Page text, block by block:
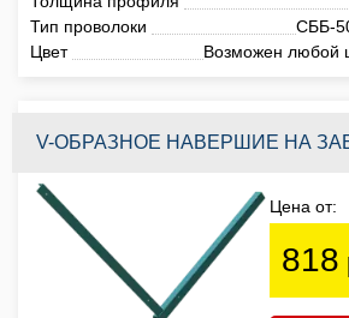
Тип проволоки
СББ-
Цвет
Возможен любой
V-ОБРАЗНОЕ НАВЕРШИЕ НА
Цена от:
818